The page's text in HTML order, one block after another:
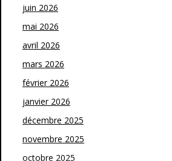
juin 2026
mai 2026
avril 2026
mars 2026
février 2026
janvier 2026
décembre 2025
novembre 2025
octobre 2025